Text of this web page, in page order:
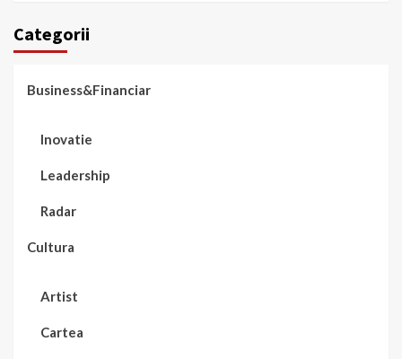
Categorii
Business&Financiar
Inovatie
Leadership
Radar
Cultura
Artist
Cartea